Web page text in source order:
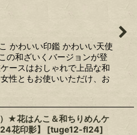
かわいい印鑑 かわいい天使
の和ざいくバージョンが登
ースはおしゃれで上品な和
性ともお使いいただけ、お
）★花はんこ＆和ちりめんケ
花印影】
[tuge12-fl24]